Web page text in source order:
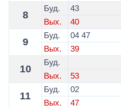
8
Буд.
43
Вых.
40
9
Буд. 04 47
Вых.
39
10
Буд.
Вых.
53
11
Буд.
02
Вых.
47